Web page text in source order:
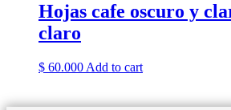
Hojas cafe oscuro y
claro
$ 60.000 Add to cart